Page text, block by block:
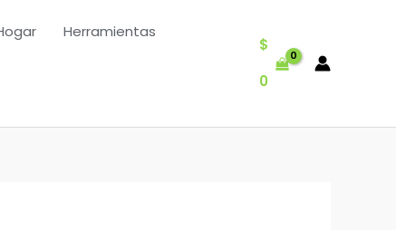
Herramientas
$
0